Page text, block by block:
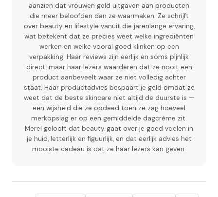
aanzien dat vrouwen geld uitgaven aan producten
die meer beloofden dan ze waarmaken. Ze schrijft
over beauty en lifestyle vanuit die jarenlange ervaring,
wat betekent dat ze precies weet welke ingrediënten
werken en welke vooral goed klinken op een
verpakking. Haar reviews zijn eerlijk en soms pijnlijk
direct, maar haar lezers waarderen dat ze nooit een
product aanbeveelt waar ze niet volledig achter
staat. Haar productadvies bespaart je geld omdat ze
weet dat de beste skincare niet altijd de duurste is —
een wijsheid die ze opdeed toen ze zag hoeveel
merkopslag er op een gemiddelde dagcrème zit.
Merel gelooft dat beauty gaat over je goed voelen in
je huid, letterlijk en figuurlijk, en dat eerlijk advies het
mooiste cadeau is dat ze haar lezers kan geven.